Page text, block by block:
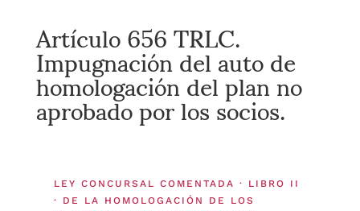
Artículo 656 TRLC.
Impugnación del auto de
homologación del plan no
aprobado por los socios.
LEY CONCURSAL COMENTADA · LIBRO II
· DE LA HOMOLOGACIÓN DE LOS